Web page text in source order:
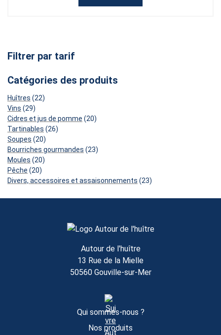
Filtrer par tarif
Catégories des produits
Huîtres 2222
Vins 2929
produits
Cidres et jus de pomme 2020
Tartinables 2626
Soupes 2020
produits
Bourriches gourmandes 2323
Moules 2020
Pêche 2020
produits
Divers, accessoires et assaisonnements 2323
Autour de l'huître
13 Rue de la Mielle
50560 Gouville-sur-Mer
Qui sommes-nous ?
Nos produits